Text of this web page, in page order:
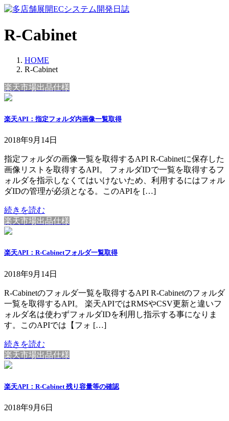
コ
テ
ン
キ
ッ
ナ
ゲ
ー
に
移
R-Cabinet
HOME
R-Cabinet
楽天市場出品仕様
楽天API：指定フォルダ内画像一覧取得
2018年9月14日
指定フォルダの画像一覧を取得するAPI R-Cabinetに保存した
画像リストを取得するAPI。 フォルダIDで一覧を取得するフ
ォルダを指示しなくてはいけないため、利用するにはフォル
ダIDの管理が必須となる。このAPIを […]
続きを読む
楽天市場出品仕様
楽天API：R-Cabinetフォルダ一覧取得
2018年9月14日
R-Cabinetのフォルダ一覧を取得するAPI R-Cabinetのフォルダ
一覧を取得するAPI。 楽天APIではRMSやCSV更新と違いフ
ォルダ名は使わずフォルダIDを利用し指示する事になりま
す。このAPIでは【フォ […]
続きを読む
楽天市場出品仕様
楽天API：R-Cabinet 残り容量等の確認
2018年9月6日